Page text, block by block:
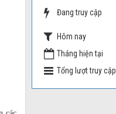
Đang truy cập
Hôm nay
Tháng hiện tại
Tổng lượt truy cập